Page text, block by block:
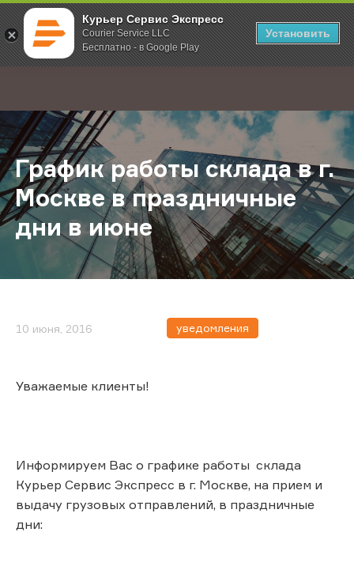
Курьер Сервис Экспресс
Courier Service LLC
Бесплатно - в Google Play
Установить
; Главная О компании Новости График работы склада в г.
График работы склада в г.
Москве в праздничные
дни в июне
10 июня, 2016 уведомления
Уважаемые клиенты!
Информируем Вас о графике работы склада
Курьер Сервис Экспресс в г. Москве, на прием и
выдачу грузовых отправлений, в праздничные
дни: